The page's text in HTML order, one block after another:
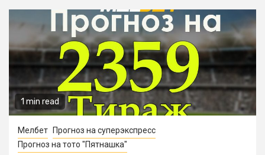
1 min read
Мелбет
Прогноз на суперэкспресс
Прогноз на тото "Пятнашка"